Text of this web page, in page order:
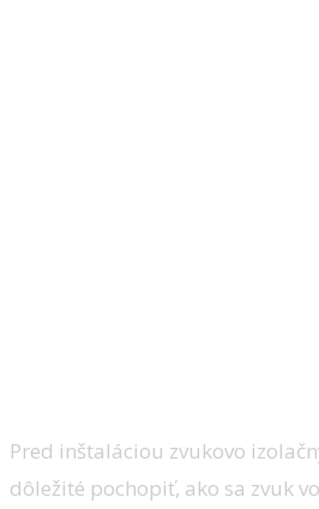
Pred inštaláciou zvukovo
dôležité pochopiť, ako sa zvuk